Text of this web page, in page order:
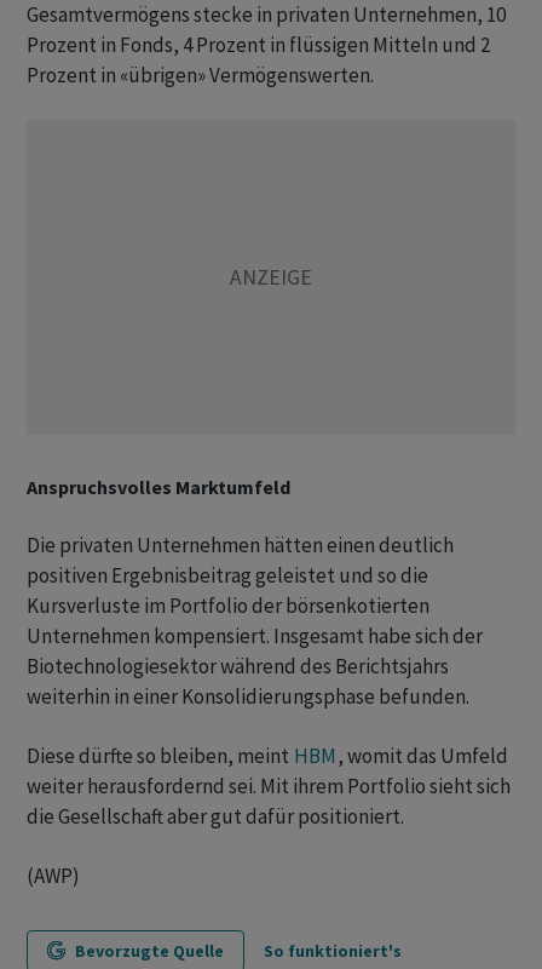
Gesamtvermögens stecke in privaten Unternehmen, 10
Prozent in Fonds, 4 Prozent in flüssigen Mitteln und 2
Prozent in «übrigen» Vermögenswerten.
Anspruchsvolles Marktumfeld
Die privaten Unternehmen hätten einen deutlich
positiven Ergebnisbeitrag geleistet und so die
Kursverluste im Portfolio der börsenkotierten
Unternehmen kompensiert. Insgesamt habe sich der
Biotechnologiesektor während des Berichtsjahrs
weiterhin in einer Konsolidierungsphase befunden.
Diese dürfte so bleiben, meint HBM, womit das Umfeld
weiter herausfordernd sei. Mit ihrem Portfolio sieht sich
die Gesellschaft aber gut dafür positioniert.
(AWP)
Bevorzugte Quelle So funktioniert's